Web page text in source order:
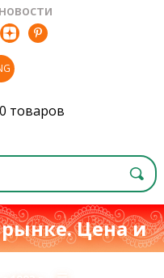
0 товаров
Цена и